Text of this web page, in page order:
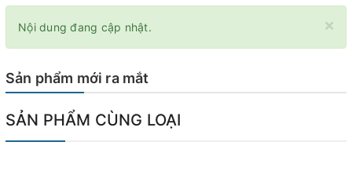
×
Nội dung đang cập nhật.
Sản phẩm mới ra mắt
SẢN PHẨM CÙNG LOẠI